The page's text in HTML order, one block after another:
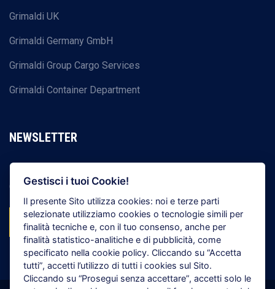
Gestisci i tuoi Cookie!
Il presente Sito utilizza cookies: noi e terze parti
selezionate utilizziamo cookies o tecnologie simili per
finalità tecniche e, con il tuo consenso, anche per
finalità statistico-analitiche e di pubblicità, come
specificato nella cookie policy. Cliccando su“Accetta
tutti”, accetti l’utilizzo di tutti i cookies sul Sito.
Cliccando su “Prosegui senza accettare”, accetti solo le
Grimaldi UK
Grimaldi Germany GmbH
Grimaldi Group Cargo Services
Grimaldi Container Department
NEWSLETTER
Grimaldi
ISCRIVITI ORA!